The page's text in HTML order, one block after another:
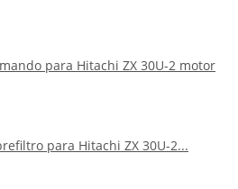
para Hitachi ZX 30U-2 motor